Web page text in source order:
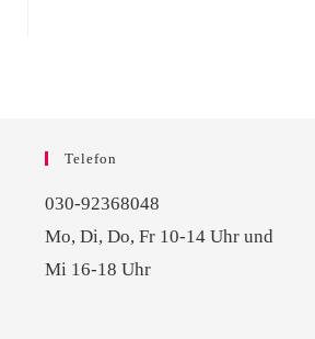
Telefon
030-92368048
Mo, Di, Do, Fr 10-14 Uhr und
Mi 16-18 Uhr